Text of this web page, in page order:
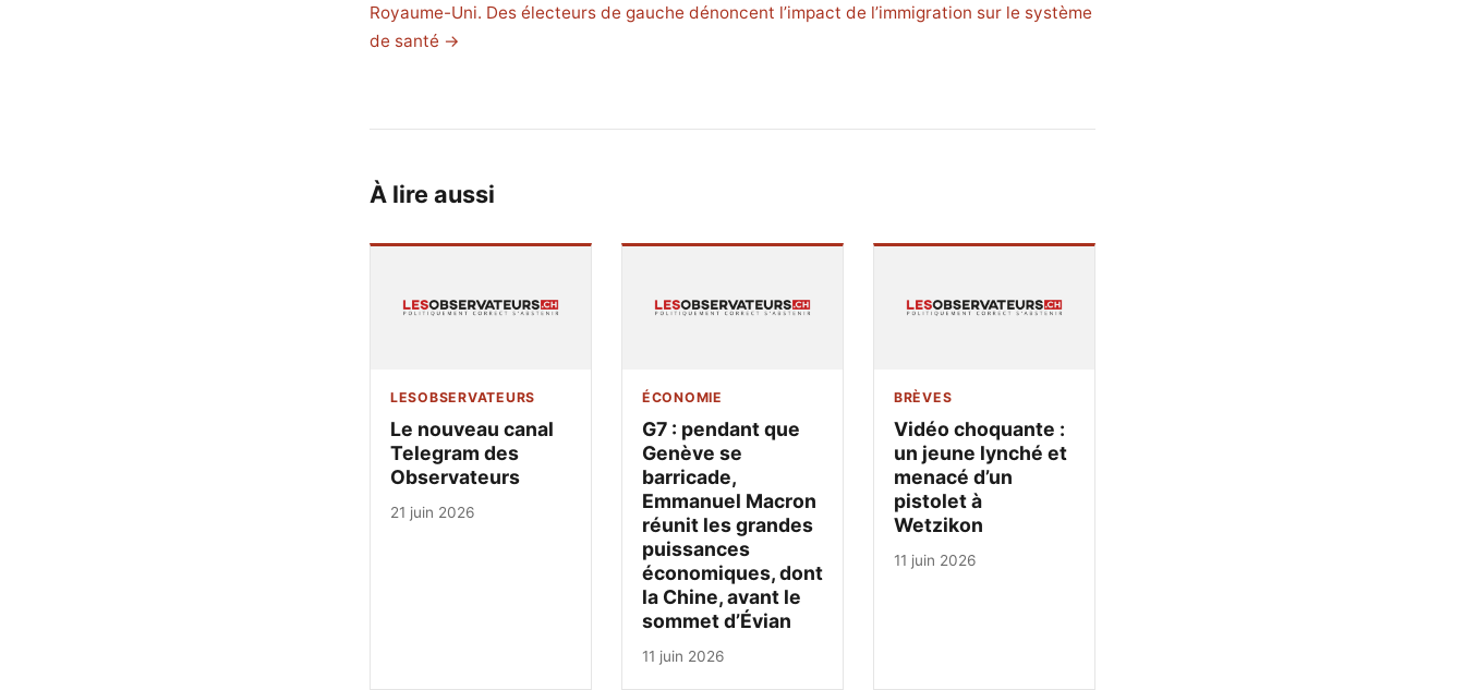
Royaume-Uni. Des électeurs de gauche dénoncent l’impact de l’immigration sur le système
de santé →
À lire aussi
LESOBSERVATEURS
Le nouveau canal
Telegram des
Observateurs
21 juin 2026
ÉCONOMIE
G7 : pendant que
Genève se
barricade,
Emmanuel Macron
réunit les grandes
puissances
économiques, dont
la Chine, avant le
sommet d’Évian
11 juin 2026
BRÈVES
Vidéo choquante :
un jeune lynché et
menacé d’un
pistolet à
Wetzikon
11 juin 2026